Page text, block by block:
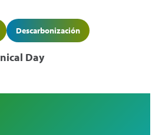
Descarbonización
Day